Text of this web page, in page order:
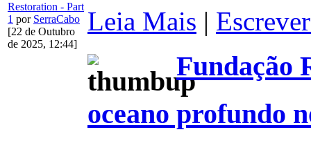
Restoration - Part
1 por SerraCabo
[22 de Outubro
de 2025, 12:44]
Leia Mais |
Fundação
oceano profundo